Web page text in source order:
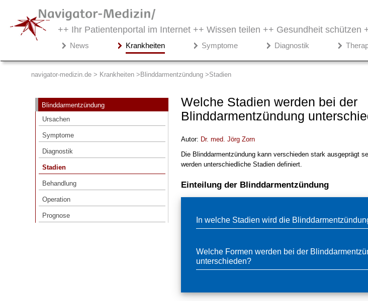
++ Ihr Patientenportal im Internet ++ Wissen teilen ++ Gesundheit schützen
News Krankheiten Symptome Diagnostik
navigator-medizin.de > Krankheiten Blinddarmentzündung Stadien
Blinddarmentzündung
Ursachen
Symptome
Diagnostik
Stadien
Behandlung
Operation
Prognose
Welche Stadien werden bei der
Blinddarmentzündung
Autor: Dr. med. Jörg Zorn
Die Blinddarmentzündung kann verschieden stark ausgeprägt
werden unterschiedliche Stadien definiert.
Einteilung der Blinddarmentzündung
In welche Stadien wird die
Welche Formen werden bei der
unterschieden?
Navigator-
▾
Krankheiten
Blinddarmentzündung
Ursachen
Symptome
Diagnostik
Behandlung
Operation
Prognose